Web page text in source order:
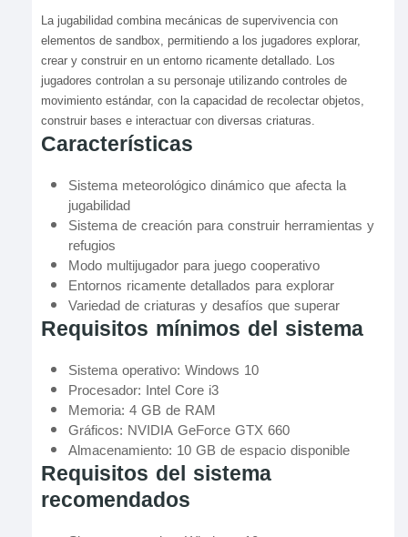
La jugabilidad combina mecánicas de supervivencia con
elementos de sandbox, permitiendo a los jugadores explorar,
crear y construir en un entorno ricamente detallado. Los
jugadores controlan a su personaje utilizando controles de
movimiento estándar, con la capacidad de recolectar objetos,
construir bases e interactuar con diversas criaturas.
Características
Sistema meteorológico dinámico que afecta la
jugabilidad
Sistema de creación para construir herramientas y
refugios
Modo multijugador para juego cooperativo
Entornos ricamente detallados para explorar
Variedad de criaturas y desafíos que superar
Requisitos mínimos del sistema
Sistema operativo: Windows 10
Procesador: Intel Core i3
Memoria: 4 GB de RAM
Gráficos: NVIDIA GeForce GTX 660
Almacenamiento: 10 GB de espacio disponible
Requisitos del sistema
recomendados